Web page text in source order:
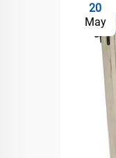
20
May